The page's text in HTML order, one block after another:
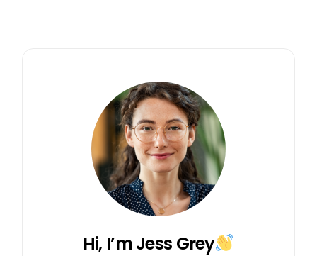
Hi, I’m Jess Grey